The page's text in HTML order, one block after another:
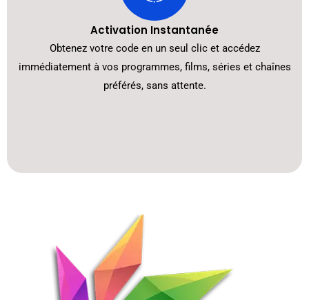
Activation Instantanée
Obtenez votre code en un seul clic et accédez
immédiatement à vos programmes, films, séries et chaînes
préférés, sans attente.